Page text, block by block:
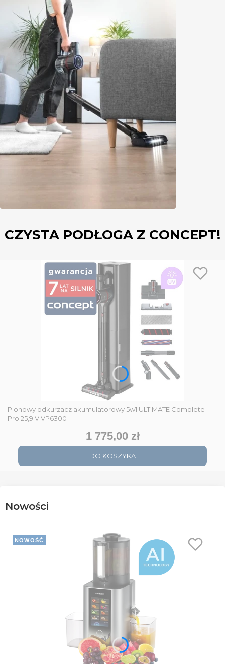
CZYSTA PODŁOGA Z CONCEPT!
Pionowy odkurzacz akumulatorowy 5w1 ULTIMATE Complete
Pro 25,9 V VP6300
Cena
1 775,00 zł
DO KOSZYKA
Nowości
NOWOŚĆ